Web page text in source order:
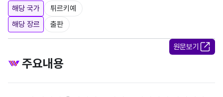
해당 국가
튀르키예
해당 장르
출판
원문보기
주요내용